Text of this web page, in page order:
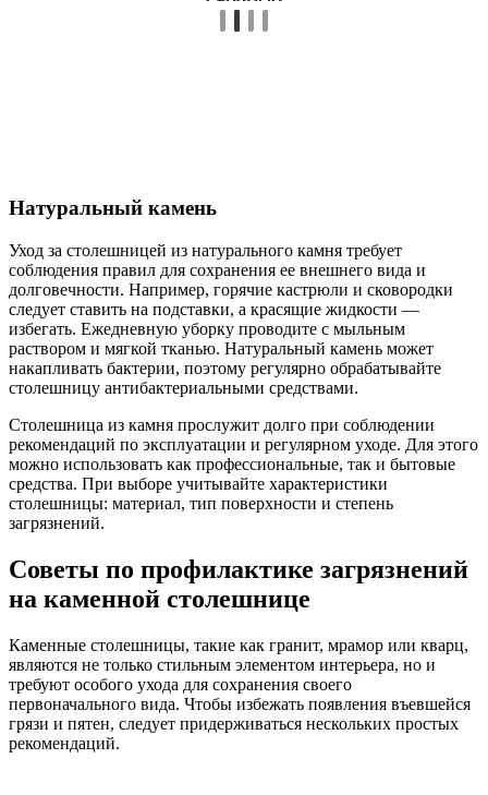
Натуральный камень
Уход за столешницей из натурального камня требует
соблюдения правил для сохранения ее внешнего вида и
долговечности. Например, горячие кастрюли и сковородки
следует ставить на подставки, а красящие жидкости —
избегать. Ежедневную уборку проводите с мыльным
раствором и мягкой тканью. Натуральный камень может
накапливать бактерии, поэтому регулярно обрабатывайте
столешницу антибактериальными средствами.
Столешница из камня прослужит долго при соблюдении
рекомендаций по эксплуатации и регулярном уходе. Для этого
можно использовать как профессиональные, так и бытовые
средства. При выборе учитывайте характеристики
столешницы: материал, тип поверхности и степень
загрязнений.
Советы по профилактике загрязнений
на каменной столешнице
Каменные столешницы, такие как гранит, мрамор или кварц,
являются не только стильным элементом интерьера, но и
требуют особого ухода для сохранения своего
первоначального вида. Чтобы избежать появления въевшейся
грязи и пятен, следует придерживаться нескольких простых
рекомендаций.